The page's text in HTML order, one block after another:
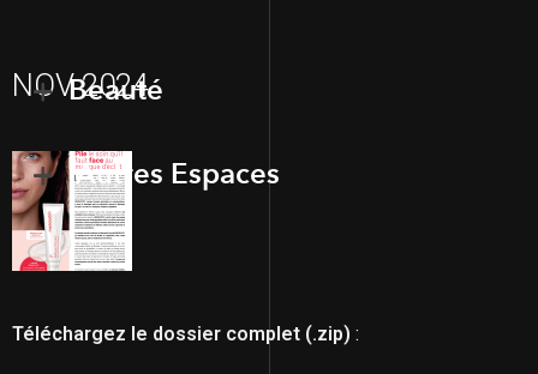
NOV 2024
Beauté
Autres Espaces
Téléchargez le dossier complet (.zip) :